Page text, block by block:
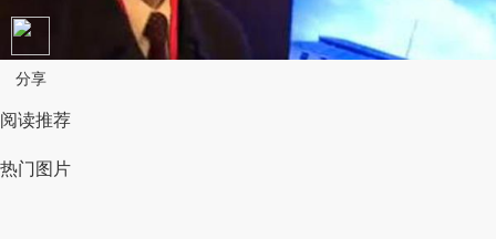
分享
阅读推荐
热门图片